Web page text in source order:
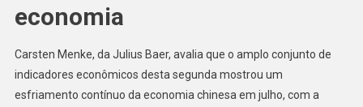
economia
Carsten Menke, da Julius Baer, avalia que o amplo conjunto de
indicadores econômicos desta segunda mostrou um
esfriamento contínuo da economia chinesa em julho, com a